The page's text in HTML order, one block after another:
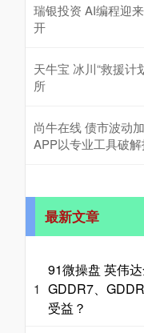
瑞银投资 AI编程迎
开
天牛宝 冰川“救援
所
尚牛在线 债市波动
APP以专业工具破
最新文章
1
91微操盘 英伟
GDDR7、
受益？